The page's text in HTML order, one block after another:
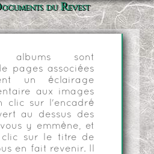
du Revest
albums sont
pages associées
un éclairage
aux images
clic sur l'encadré
au dessus des
y emmène, et
clic sur le titre de
en fait revenir. Il